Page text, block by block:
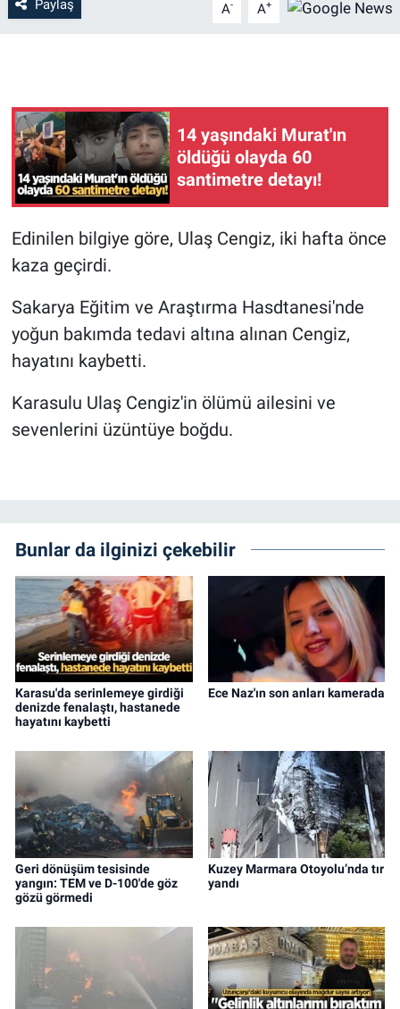
Paylaş A- A+
14 yaşındaki Murat'ın
öldüğü olayda 60
santimetre detayı!
Edinilen bilgiye göre, Ulaş Cengiz, iki hafta önce
kaza geçirdi.
Sakarya Eğitim ve Araştırma Hasdtanesi'nde
yoğun bakımda tedavi altına alınan Cengiz,
hayatını kaybetti.
Karasulu Ulaş Cengiz'in ölümü ailesini ve
sevenlerini üzüntüye boğdu.
Bunlar da ilginizi çekebilir
Karasu'da serinlemeye girdiği
denizde fenalaştı, hastanede
hayatını kaybetti
Ece Naz'ın son anları kamerada
Geri dönüşüm tesisinde
yangın: TEM ve D-100'de göz
gözü görmedi
Kuzey Marmara Otoyolu’nda tır
yandı